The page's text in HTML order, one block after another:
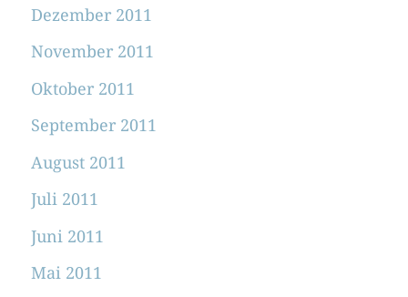
Dezember 2011
November 2011
Oktober 2011
September 2011
August 2011
Juli 2011
Juni 2011
Mai 2011